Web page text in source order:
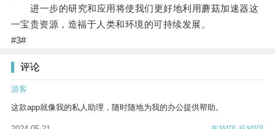
进一步的研究和应用将使我们更好地利用蘑菇加速器这
一宝贵资源，造福于人类和环境的可持续发展。
#3#
评论
游客
这款app就像我的私人助理，随时随地为我的办公提供帮助。